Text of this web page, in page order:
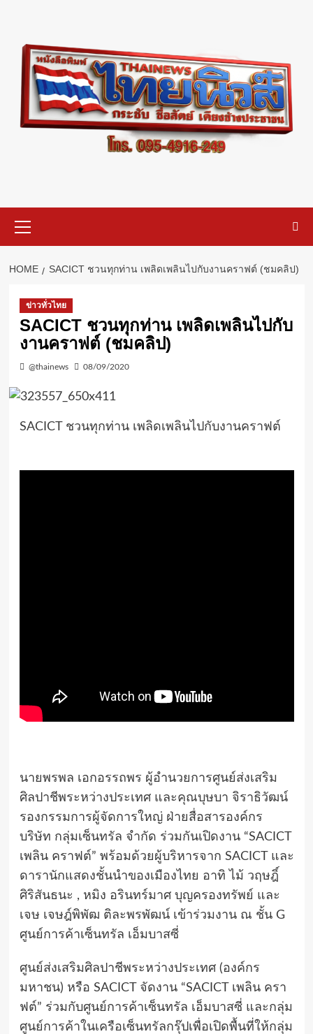
content
Menu
HOME SACICT ชวนทุกท่าน เพลิดเพลินไปกับงานคราฟต์ (ชมคลิป)
ข่าวทั่วไทย
SACICT ชวนทุกท่าน เพลิดเพลินไปกับ
งานคราฟต์ (ชมคลิป)
@thainews 08/09/2020
SACICT ชวนทุกท่าน เพลิดเพลินไปกับงานคราฟต์
นายพรพล เอกอรรถพร ผู้อำนวยการศูนย์ส่งเสริม
ศิลปาชีพระหว่างประเทศ และคุณบุษบา จิราธิวัฒน์
รองกรรมการผู้จัดการใหญ่ ฝ่ายสื่อสารองค์กร
บริษัท กลุ่มเซ็นทรัล จำกัด ร่วมกันเปิดงาน “SACICT
เพลิน คราฟต์” พร้อมด้วยผู้บริหารจาก SACICT และ
ดารานักแสดงชั้นนำของเมืองไทย อาทิ ไม้ วฤษฎิ์
ศิริสันธนะ , หมิง อรินทร์มาศ บุญครองทรัพย์ และ
เจษ เจษฎ์พิพัฒ ติละพรพัฒน์ เข้าร่วมงาน ณ ชั้น G
ศูนย์การค้าเซ็นทรัล เอ็มบาสซี่
ศูนย์ส่งเสริมศิลปาชีพระหว่างประเทศ (องค์กร
มหาชน) หรือ SACICT จัดงาน “SACICT เพลิน ครา
ฟต์” ร่วมกับศูนย์การค้าเซ็นทรัล เอ็มบาสซี่ และกลุ่ม
ศูนย์การค้าในเครือเซ็นทรัลกรุ๊ปเพื่อเปิดพื้นที่ให้กลุ่ม